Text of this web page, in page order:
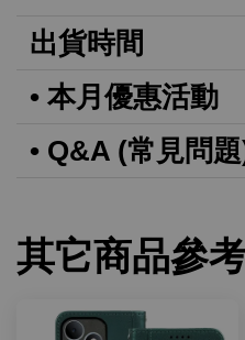
出貨時間
• 本月優惠活動
• Q&A (常見問
其它商品參